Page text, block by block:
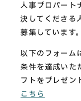
人事プロパート
決してくださる
募集しています。
以下のフォーム
条件を達成いた
フトをプレゼン
こちら